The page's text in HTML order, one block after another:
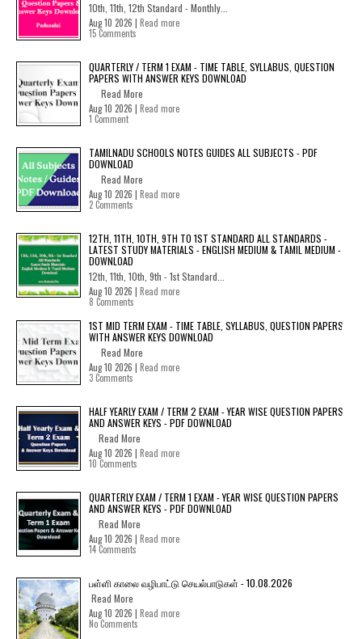
10th, 11th, 12th Standard - Monthly...
Aug 10 2026 | Read more
15 Comments
QUARTERLY / TERM 1 EXAM - TIME TABLE, SYLLABUS, QUESTION
PAPERS WITH ANSWER KEYS DOWNLOAD
Read More
Aug 10 2026 | Read more
1 Comment
TAMILNADU SCHOOLS NOTES GUIDES ALL SUBJECTS - PDF
DOWNLOAD
Read More
Aug 10 2026 | Read more
2 Comments
12TH, 11TH, 10TH, 9TH TO 1ST STANDARD ALL STANDARDS -
LATEST STUDY MATERIALS - ENGLISH MEDIUM & TAMIL MEDIUM -
DOWNLOAD
12th, 11th, 10th, 9th - 1st Standard...
Aug 10 2026 | Read more
8 Comments
1ST MID TERM EXAM - TIME TABLE, SYLLABUS, QUESTION PAPERS
WITH ANSWER KEYS DOWNLOAD
Read More
Aug 10 2026 | Read more
3 Comments
HALF YEARLY EXAM / TERM 2 EXAM - YEAR WISE QUESTION PAPERS
AND ANSWER KEYS - PDF DOWNLOAD
Read More
Aug 10 2026 | Read more
10 Comments
QUARTERLY EXAM / TERM 1 EXAM - YEAR WISE QUESTION PAPERS
AND ANSWER KEYS - PDF DOWNLOAD
Read More
Aug 10 2026 | Read more
14 Comments
பள்ளி காலை வழிபாட்டு செயல்பாடுகள் - 10.08.2026
Read More
Aug 10 2026 | Read more
No Comments